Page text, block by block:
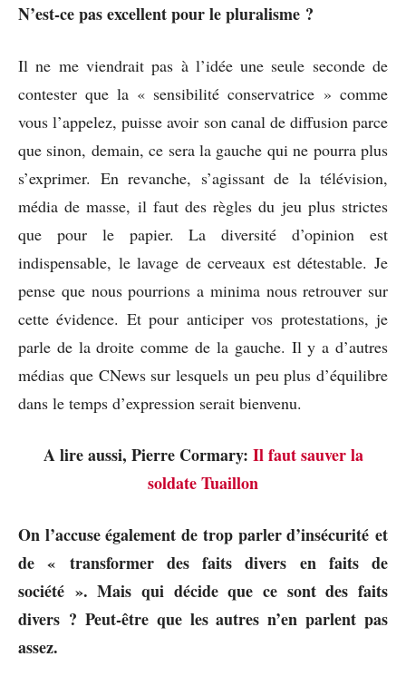
N’est-ce pas excellent pour le pluralisme ?
Il ne me viendrait pas à l’idée une seule seconde de
contester que la « sensibilité conservatrice » comme
vous l’appelez, puisse avoir son canal de diffusion parce
que sinon, demain, ce sera la gauche qui ne pourra plus
s’exprimer. En revanche, s’agissant de la télévision,
média de masse, il faut des règles du jeu plus strictes
que pour le papier. La diversité d’opinion est
indispensable, le lavage de cerveaux est détestable. Je
pense que nous pourrions a minima nous retrouver sur
cette évidence. Et pour anticiper vos protestations, je
parle de la droite comme de la gauche. Il y a d’autres
médias que CNews sur lesquels un peu plus d’équilibre
dans le temps d’expression serait bienvenu.
A lire aussi, Pierre Cormary: Il faut sauver la
soldate Tuaillon
On l’accuse également de trop parler d’insécurité et
de « transformer des faits divers en faits de
société ». Mais qui décide que ce sont des faits
divers ? Peut-être que les autres n’en parlent pas
assez.